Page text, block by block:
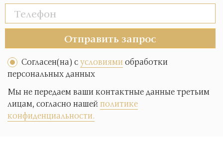
Отправить запрос
Согласен(на) сусловиямиобработки
персональных данных
Мы не передаем ваши контактные данные третьим
лицам, согласно нашейполитике
конфиденциальности.